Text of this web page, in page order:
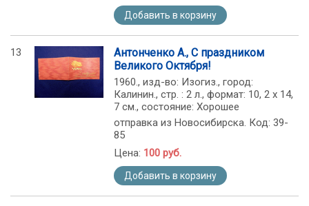
Добавить в корзину
13
Антонченко А., С праздником
Великого Октября!
1960., изд-во: Изогиз., город:
Калинин., стр. : 2 л., формат: 10, 2 х 14,
7 см., состояние: Хорошее
отправка из Новосибирска. Код: 39-
85
Цена: 100 руб.
Добавить в корзину